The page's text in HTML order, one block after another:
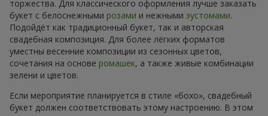
торжества. Для классического оформления лучше заказать
букет с белоснежными розами и нежными эустомами.
Подойдёт как традиционный букет, так и авторская
свадебная композиция. Для более лёгких форматов
уместны весенние композиции из сезонных цветов,
сочетания на основе ромашек, а также живые комбинации
зелени и цветов.
Если мероприятие планируется в стиле «бохо», свадебный
букет должен соответствовать этому настроению. В этом